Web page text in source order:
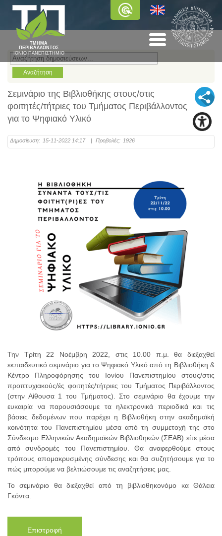
ΤΜΗΜΑ
ΠΕΡΙΒΑΛΛΟΝΤΟΣ
ΙΟΝΙΟ ΠΑΝΕΠΙΣΤΗΜΙΟ
Σεμινάριο της Βιβλιοθήκης στους/στις
φοιτητές/τήτριες του Τμήματος Περιβάλλοντος
για το Ψηφιακό Υλικό
Δημοσίευση: 15-11-2022 14:17 | Προβολές: 1926
Την Τρίτη 22 Νοέμβρη 2022, στις 10.00 π.μ. θα διεξαχθεί
εκπαιδευτικό σεμινάριο για το Ψηφιακό Υλικό από τη Βιβλιοθήκη &
Κέντρο Πληροφόρησης του Ιονίου Πανεπιστημίου στους/στις
προπτυχιακούς/ές φοιτητές/τήτριες του Τμήματος Περιβάλλοντος
(στην Αίθουσα 1 του Τμήματος). Στο σεμινάριο θα έχουμε την
ευκαιρία να παρουσιάσουμε τα ηλεκτρονικά περιοδικά και τις
βάσεις δεδομένων που παρέχει η Βιβλιοθήκη στην ακαδημαϊκή
κοινότητα του Πανεπιστημίου μέσα από τη συμμετοχή της στο
Σύνδεσμο Ελληνικών Ακαδημαϊκών Βιβλιοθηκών (ΣΕΑΒ) είτε μέσα
από συνδρομές του Πανεπιστημίου. Θα αναφερθούμε στους
τρόπους απομακρυσμένης σύνδεσης και θα συζητήσουμε για το
πώς μπορούμε να βελτιώσουμε τις αναζητήσεις μας.
Το σεμινάριο θα διεξαχθεί από τη βιβλιοθηκονόμο κα Θάλεια
Γκόντα.
Επιστροφή